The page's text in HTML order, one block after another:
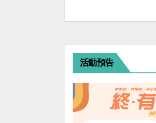
活動預告